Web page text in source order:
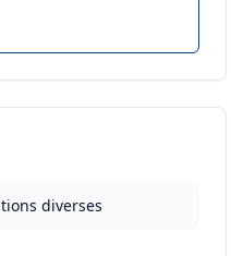
diverses